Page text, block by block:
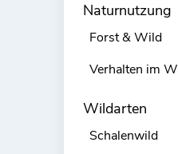
Naturnutzung
Forst & Wild
Verhalten im
Wildarten
Schalenwild